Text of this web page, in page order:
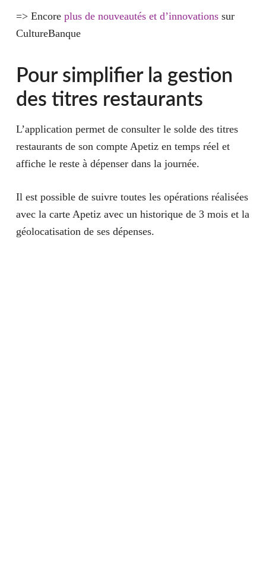
=> Encore plus de nouveautés et d’innovations sur
CultureBanque
Pour simplifier la gestion
des titres restaurants
L’application permet de consulter le solde des titres
restaurantsde son compte Apetiz en temps réel et
affiche le reste à dépenserdans la journée.
Il est possible de suivre toutes les opérations réalisées
avec la carte Apetiz avec un historique de 3 mois et la
géolocatisationde ses dépenses.